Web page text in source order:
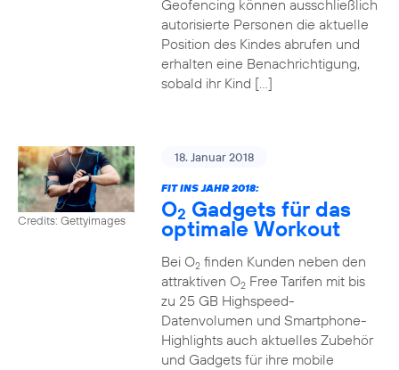
Geofencing können ausschließlich
autorisierte Personen die aktuelle
Position des Kindes abrufen und
erhalten eine Benachrichtigung,
sobald ihr Kind […]
Credits: Gettyimages
18. Januar 2018
FIT INS JAHR 2018:
O2 Gadgets für das
optimale Workout
Bei O2finden Kunden neben den
attraktiven O2Free Tarifen mit bis
zu 25 GB Highspeed-
Datenvolumen und Smartphone-
Highlights auch aktuelles Zubehör
und Gadgets für ihre mobile